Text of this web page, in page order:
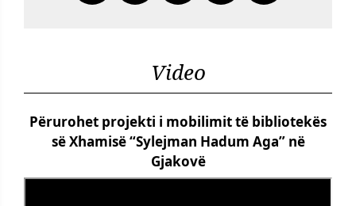
Video
Përurohet projekti i mobilimit të bibliotekës
së Xhamisë “Sylejman Hadum Aga” në
Gjakovë